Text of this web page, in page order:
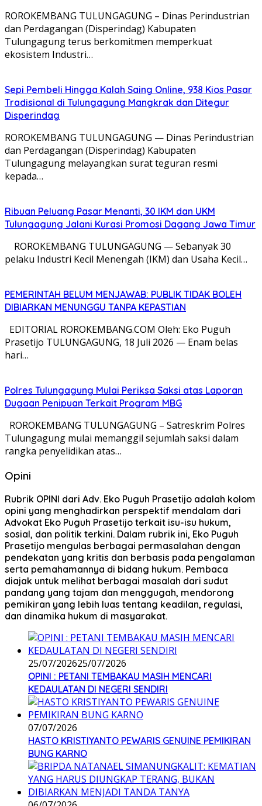
​ROROKEMBANG TULUNGAGUNG – Dinas Perindustrian
dan Perdagangan (Disperindag) Kabupaten
Tulungagung terus berkomitmen memperkuat
ekosistem Industri…
Sepi Pembeli Hingga Kalah Saing Online, 938 Kios Pasar
Tradisional di Tulungagung Mangkrak dan Ditegur
Disperindag
ROROKEMBANG TULUNGAGUNG — Dinas Perindustrian
dan Perdagangan (Disperindag) Kabupaten
Tulungagung melayangkan surat teguran resmi
kepada…
Ribuan Peluang Pasar Menanti, 30 IKM dan UKM
Tulungagung Jalani Kurasi Promosi Dagang Jawa Timur
​ ROROKEMBANG TULUNGAGUNG — Sebanyak 30
pelaku Industri Kecil Menengah (IKM) dan Usaha Kecil…
PEMERINTAH BELUM MENJAWAB: PUBLIK TIDAK BOLEH
DIBIARKAN MENUNGGU TANPA KEPASTIAN
EDITORIAL ROROKEMBANG.COM Oleh: Eko Puguh
Prasetijo TULUNGAGUNG, 18 Juli 2026 — Enam belas
hari…
Polres Tulungagung Mulai Periksa Saksi atas Laporan
Dugaan Penipuan Terkait Program MBG
ROROKEMBANG TULUNGAGUNG – Satreskrim Polres
Tulungagung mulai memanggil sejumlah saksi dalam
rangka penyelidikan atas…
Opini
Rubrik OPINI dari Adv. Eko Puguh Prasetijo adalah kolom
opini yang menghadirkan perspektif mendalam dari
Advokat Eko Puguh Prasetijo terkait isu-isu hukum,
sosial, dan politik terkini. Dalam rubrik ini, Eko Puguh
Prasetijo mengulas berbagai permasalahan dengan
pendekatan yang kritis dan berbasis pada pengalaman
serta pemahamannya di bidang hukum. Pembaca
diajak untuk melihat berbagai masalah dari sudut
pandang yang tajam dan menggugah, mendorong
pemikiran yang lebih luas tentang keadilan, regulasi,
dan dinamika hukum di masyarakat.
25/07/202625/07/2026
OPINI : PETANI TEMBAKAU MASIH MENCARI
KEDAULATAN DI NEGERI SENDIRI
07/07/2026
HASTO KRISTIYANTO PEWARIS GENUINE PEMIKIRAN
BUNG KARNO